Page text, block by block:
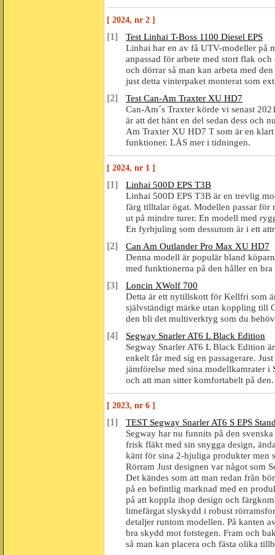
[ 2024, nr 2 ]
[1]
Test Linhai T-Boss 1100 Diesel EPS
Linhai har en av få UTV-modeller på
anpassad för arbete med stort flak
och dörrar så man kan arbeta med
just detta vinterpaket monterat som
[2]
Test Can-Am Traxter XU HD7
Can-Am´s Traxter körde vi senast
är att det hänt en del sedan dess och
Am Traxter XU HD7 T som är en
funktioner. LÄS mer i tidningen.
[ 2024, nr 1 ]
[1]
Linhai 500D EPS T3B
Linhai 500D EPS T3B är en trevlig
färg tilltalar ögat. Modellen passar för
ut på mindre turer. En modell med
En fyrhjuling som dessutom är i ett
[2]
Can Am Outlander Pro Max XU HD7
Denna modell är populär bland
med funktionerna på den håller en
[3]
Loncin XWolf 700
Detta är ett nytillskott för Kellfri som
självständigt märke utan koppling till
den bli det multiverktyg som du
[4]
Segway Snarler AT6 L Black Edition
Segway Snarler AT6 L Black Edition
enkelt får med sig en passagerare.
jämförelse med sina modellkamrater i
och att man sitter komfortabelt på den.
[ 2023, nr 6 ]
[1]
TEST Segway Snarler AT6 S EPS
Segway har nu funnits på den
frisk fläkt med sin snygga design,
känt för sina 2-hjuliga produkter men
Rörram Just designen var något som
Det kändes som att man redan från
på en befintlig marknad med en
på att koppla ihop design och
limefärgat slyskydd i robust
detaljer runtom modellen. På kanten
bra skydd mot fotstegen. Fram och
så man kan placera och fästa olika